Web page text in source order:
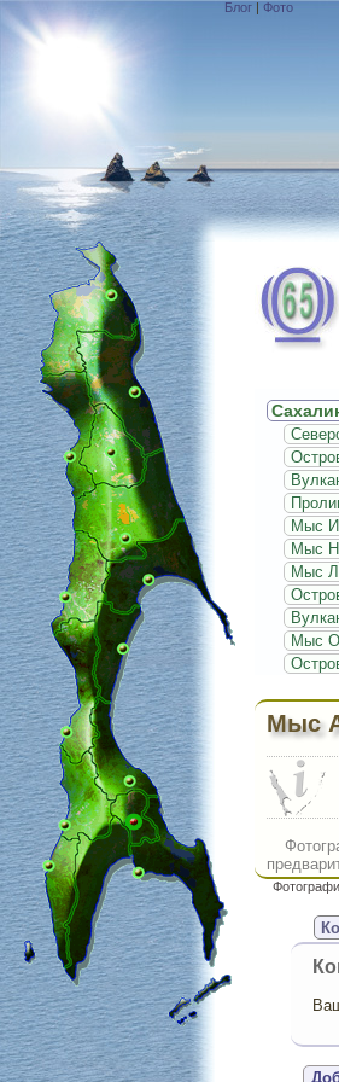
Блог | Фото
Мыс
Мыс
Мыс
Мыс
Мыс